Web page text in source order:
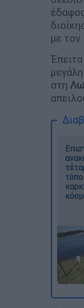
με τον
στη